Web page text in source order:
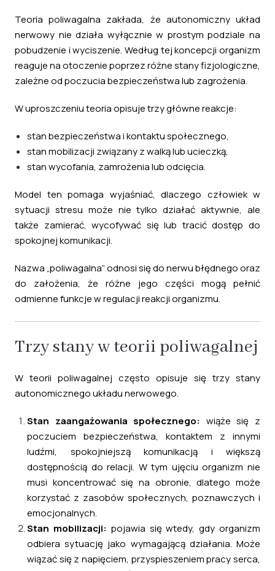
Teoria poliwagalna zakłada, że autonomiczny układ
nerwowy nie działa wyłącznie w prostym podziale na
pobudzenie i wyciszenie. Według tej koncepcji organizm
reaguje na otoczenie poprzez różne stany fizjologiczne,
zależne od poczucia bezpieczeństwa lub zagrożenia.
W uproszczeniu teoria opisuje trzy główne reakcje:
stan bezpieczeństwa i kontaktu społecznego,
stan mobilizacji związany z walką lub ucieczką,
stan wycofania, zamrożenia lub odcięcia.
Model ten pomaga wyjaśniać, dlaczego człowiek w
sytuacji stresu może nie tylko działać aktywnie, ale
także zamierać, wycofywać się lub tracić dostęp do
spokojnej komunikacji.
Nazwa „poliwagalna” odnosi się do nerwu błędnego oraz
do założenia, że różne jego części mogą pełnić
odmienne funkcje w regulacji reakcji organizmu.
Trzy stany w teorii poliwagalnej
W teorii poliwagalnej często opisuje się trzy stany
autonomicznego układu nerwowego.
Stan zaangażowania społecznego: wiąże się z
poczuciem bezpieczeństwa, kontaktem z innymi
ludźmi, spokojniejszą komunikacją i większą
dostępnością do relacji. W tym ujęciu organizm nie
musi koncentrować się na obronie, dlatego może
korzystać z zasobów społecznych, poznawczych i
emocjonalnych.
Stan mobilizacji: pojawia się wtedy, gdy organizm
odbiera sytuację jako wymagającą działania. Może
wiązać się z napięciem, przyspieszeniem pracy serca,